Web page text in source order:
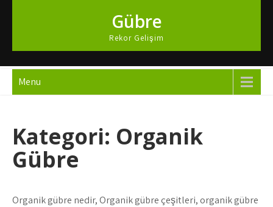
Gübre
Rekor Gelişim
Menu
Kategori: Organik
Gübre
Organik gübre nedir, Organik gübre çeşitleri, organik gübre